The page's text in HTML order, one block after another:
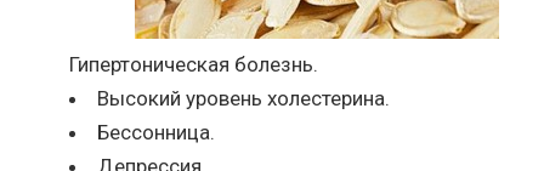
Гипертоническая болезнь.
Высокий уровень холестерина.
Бессонница.
Депрессия.